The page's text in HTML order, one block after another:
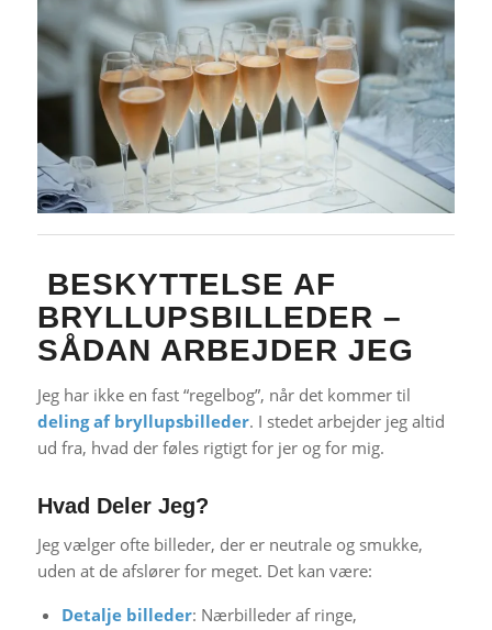
BESKYTTELSE AF
BRYLLUPSBILLEDER –
SÅDAN ARBEJDER JEG
Jeg har ikke en fast “regelbog”, når det kommer til
deling af bryllupsbilleder. I stedet arbejder jeg altid
ud fra, hvad der føles rigtigt for jer og for mig.
Hvad Deler Jeg?
Jeg vælger ofte billeder, der er neutrale og smukke,
uden at de afslører for meget. Det kan være:
Detalje billeder: Nærbilleder af ringe,